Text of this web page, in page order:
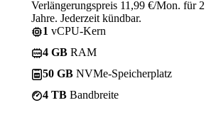
Verlängerungspreis 11,99 €/Mon. für 2
Jahre. Jederzeit kündbar.
1 vCPU-Kern
4 GB RAM
50 GB NVMe-Speicherplatz
4 TB Bandbreite